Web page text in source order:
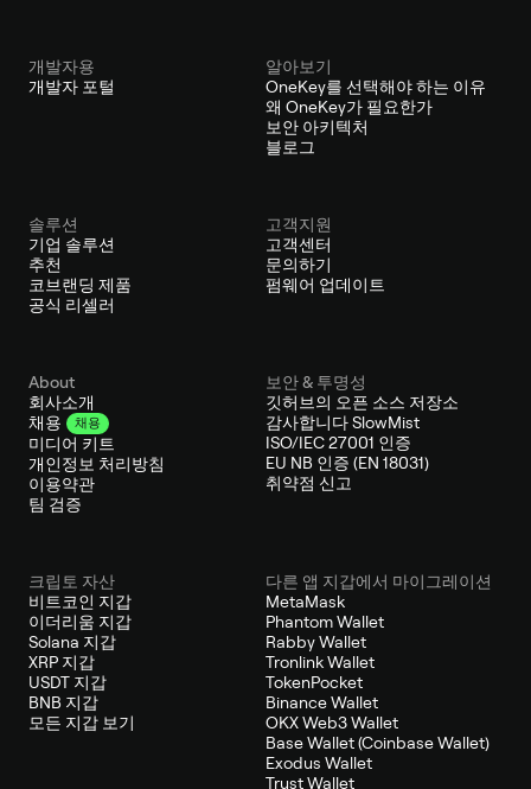
개발자용
개발자 포털
알아보기
OneKey를 선택해야 하는 이유
왜 OneKey가 필요한가
보안 아키텍처
블로그
솔루션
기업 솔루션
추천
코브랜딩 제품
공식 리셀러
고객지원
고객센터
문의하기
펌웨어 업데이트
About
회사소개
채용
채용
미디어 키트
개인정보 처리방침
이용약관
팀 검증
보안 & 투명성
깃허브의 오픈 소스 저장소
감사합니다 SlowMist
ISO/IEC 27001 인증
EU NB 인증 (EN 18031)
취약점 신고
크립토 자산
비트코인 지갑
이더리움 지갑
Solana 지갑
XRP 지갑
USDT 지갑
BNB 지갑
모든 지갑 보기
다른 앱 지갑에서 마이그레이션
MetaMask
Phantom Wallet
Rabby Wallet
Tronlink Wallet
TokenPocket
Binance Wallet
OKX Web3 Wallet
Base Wallet (Coinbase Wallet)
Exodus Wallet
Trust Wallet